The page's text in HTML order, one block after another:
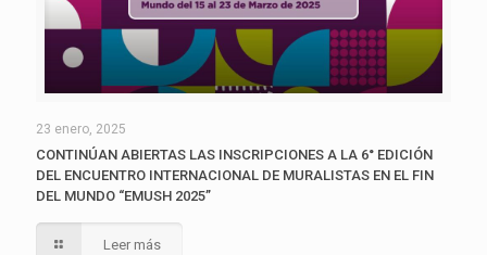
23 enero, 2025
CONTINÚAN ABIERTAS LAS INSCRIPCIONES A LA 6° EDICIÓN
DEL ENCUENTRO INTERNACIONAL DE MURALISTAS EN EL FIN
DEL MUNDO “EMUSH 2025”
Leer más